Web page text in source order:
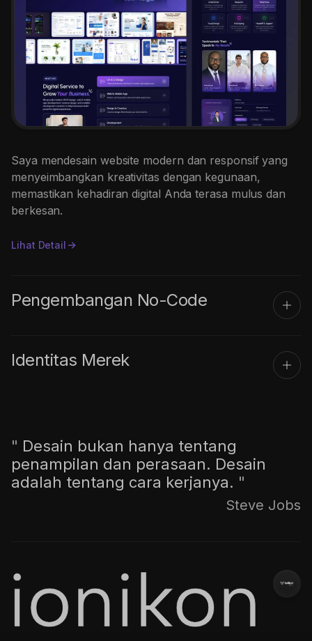
Saya mendesain website modern dan responsif yang
menyeimbangkan kreativitas dengan kegunaan,
memastikan kehadiran digital Anda terasa mulus dan
berkesan.
Lihat Detail
Pengembangan No-Code
Identitas Merek
" Desain bukan hanya tentang
penampilan dan perasaan. Desain
adalah tentang cara kerjanya. "
Steve Jobs